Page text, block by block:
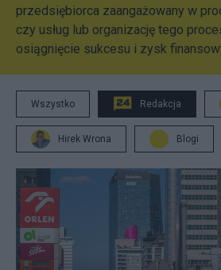
przedsiębiorca zaangażowany w
czy usług lub organizację tego
osiągnięcie sukcesu i zysk
Wszystko Redakcja
Hirek Wrona Blogi